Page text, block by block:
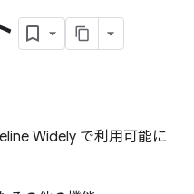
Widely で利用可能に